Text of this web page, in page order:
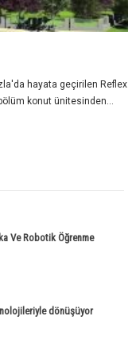
hayata geçirilen Reflex
konut ünitesinden...
Ve Robotik Öğrenme
dönüşüyor